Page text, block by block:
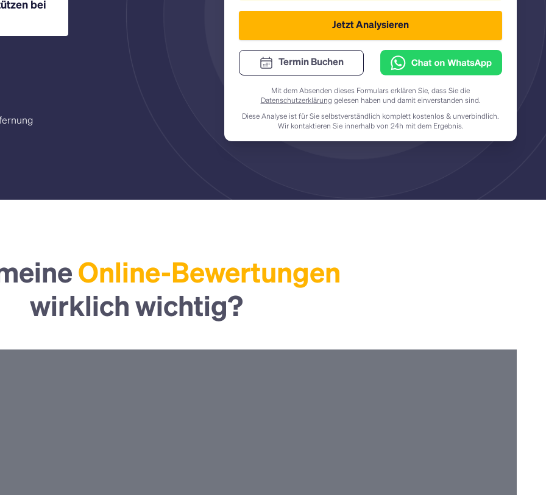
und
bei
Jetzt Analysieren
Termin Buchen
Mit dem Absenden dieses Formulars erklären Sie, dass Sie die
Datenschutzerklärung gelesen haben und damit einverstanden sind.
Diese Analyse ist für Sie selbstverständlich komplett kostenlos & unverbindlich.
Wir kontaktieren Sie innerhalb von 24h mit dem Ergebnis.
Online-Bewertungen
wirklich wichtig?